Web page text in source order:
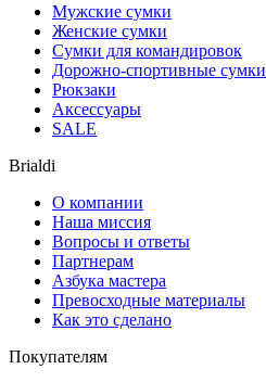
Мужские сумки
Женские сумки
Сумки для командировок
Дорожно-спортивные сумки
Рюкзаки
Аксессуары
SALE
Brialdi
О компании
Наша миссия
Вопросы и ответы
Партнерам
Азбука мастера
Превосходные материалы
Как это сделано
Покупателям